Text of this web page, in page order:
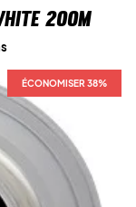
200m
ÉCONOMISER 38%